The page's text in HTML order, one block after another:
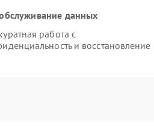
данных
работа с
и восстановление